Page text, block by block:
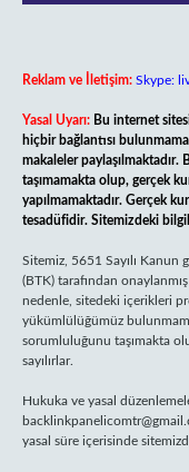
Reklam ve İletişim: Skype:
Yasal Uyarı: Bu internet
hiçbir bağlantısı
makaleler
taşımamakta olup, gerçek
yapılmamaktadır. Gerçek
tesadüfidir. Sitemizdeki
Sitemiz, 5651 Sayılı
(BTK) tarafından
nedenle, sitedeki içerikleri
yükümlülüğümüz
sorumluluğunu taşımakta
sayılırlar.
Hukuka ve yasal
yasal süre içerisinde